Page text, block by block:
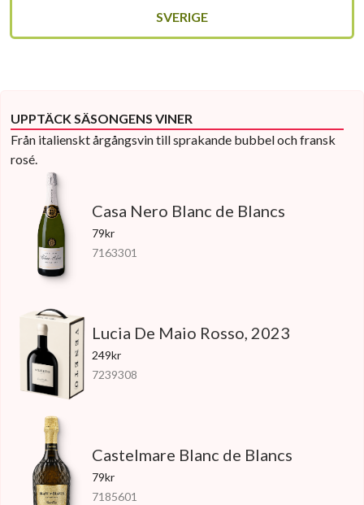
SVERIGE
UPPTÄCK SÄSONGENS VINER
Från italienskt årgångsvin till sprakande bubbel och fransk
rosé.
Casa Nero Blanc de Blancs
79kr
7163301
Lucia De Maio Rosso, 2023
249kr
7239308
Castelmare Blanc de Blancs
79kr
7185601